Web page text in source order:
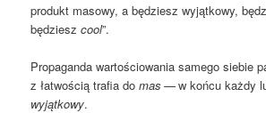
pro­dukt maso­wy, a będziesz wyjąt­ko­wy,
będzieszcool”.
Pro­pa­gan­da war­to­ścio­wa­nia same­go sie­bie
z łatwo­ścią tra­fia domas — w koń­cu każ­dy
wyjąt­ko­wy.